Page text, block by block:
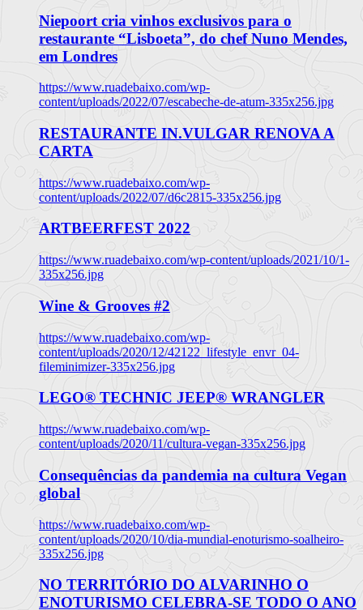
Niepoort cria vinhos exclusivos para o
restaurante “Lisboeta”, do chef Nuno Mendes,
em Londres
https://www.ruadebaixo.com/wp-
content/uploads/2022/07/escabeche-de-atum-335x256.jpg
RESTAURANTE IN.VULGAR RENOVA A
CARTA
https://www.ruadebaixo.com/wp-
content/uploads/2022/07/d6c2815-335x256.jpg
ARTBEERFEST 2022
https://www.ruadebaixo.com/wp-content/uploads/2021/10/1-
335x256.jpg
Wine & Grooves #2
https://www.ruadebaixo.com/wp-
content/uploads/2020/12/42122_lifestyle_envr_04-
fileminimizer-335x256.jpg
LEGO® TECHNIC JEEP® WRANGLER
https://www.ruadebaixo.com/wp-
content/uploads/2020/11/cultura-vegan-335x256.jpg
Consequências da pandemia na cultura Vegan
global
https://www.ruadebaixo.com/wp-
content/uploads/2020/10/dia-mundial-enoturismo-soalheiro-
335x256.jpg
NO TERRITÓRIO DO ALVARINHO O
ENOTURISMO CELEBRA-SE TODO O ANO